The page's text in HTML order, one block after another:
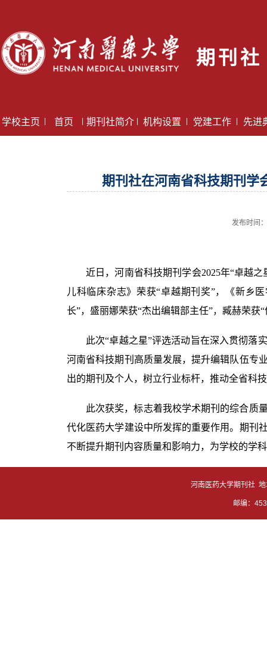
期刊社
学校主页 首页 期刊社简介 机构设置 党建工作 先进
期刊社在河南省科技期刊学
发布时间
近日，河南省科技期刊学会2025年“卓越
儿科临床杂志》荣获“卓越期刊奖”，《新乡
长”，盛丽娜荣获“杰出编辑部主任”，臧赫荣获
此次“卓越之星”评选活动旨在深入贯彻落
河南省科技期刊高质量发展，提升编辑队伍专
出的期刊及个人，树立行业标杆，推动全省科
此次获奖，标志着我校学术期刊的综合质
代化医药大学建设中所发挥的重要作用。期刊
不断提升期刊内容质量和影响力，为学校的学
河南医药大学期刊社
邮编：